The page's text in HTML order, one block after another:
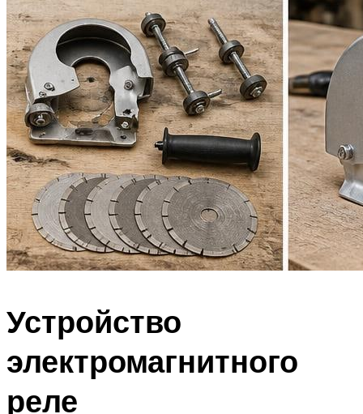
Устройство
электромагнитного
реле